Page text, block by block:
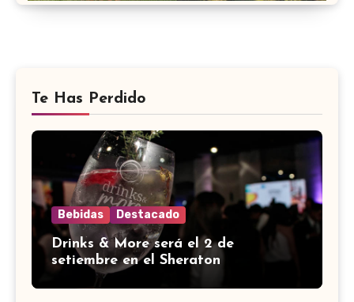
Te Has Perdido
Bebidas Destacado
Drinks & More será el 2 de
setiembre en el Sheraton